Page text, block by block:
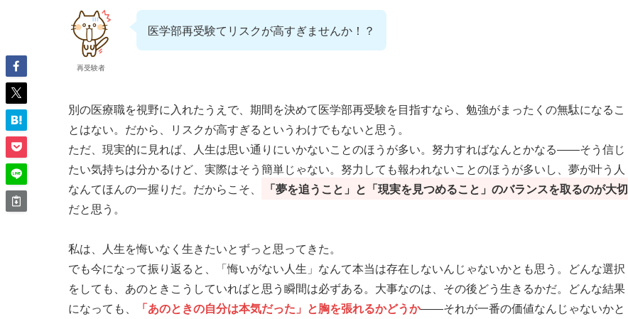
再受験者
医学部再受験てリスクが高すぎませんか！？
別の医療職を視野に入れたうえで、期間を決めて医学部再受験を目指すなら、勉強がまったくの無駄になるこ
とはない。だから、リスクが高すぎるというわけでもないと思う。
ただ、現実的に見れば、人生は思い通りにいかないことのほうが多い。努力すればなんとかなる――そう信じ
たい気持ちは分かるけど、実際はそう簡単じゃない。努力しても報われないことのほうが多いし、夢が叶う人
なんてほんの一握りだ。だからこそ、
「夢を追うこと」と「現実を見つめること」のバランスを取るのが大切
だと思う。
私は、人生を悔いなく生きたいとずっと思ってきた。
でも今になって振り返ると、「悔いがない人生」なんて本当は存在しないんじゃないかとも思う。どんな選択
をしても、あのときこうしていればと思う瞬間は必ずある。大事なのは、その後どう生きるかだ。どんな結果
になっても、
「あのときの自分は本気だった」と胸を張れるかどうか――それが一番の価値なんじゃないかと